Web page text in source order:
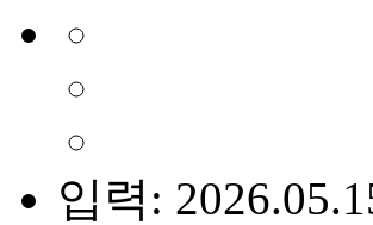
입력: